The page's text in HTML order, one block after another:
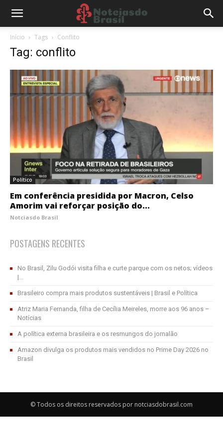
Início Tags Conflito
Tag: conflito
Político
Em conferência presidida por Macron, Celso
Amorim vai reforçar posição do...
Notciasdo Brasil
POSTAGENS RECENTES
No Brasil, Zilu Godói visita filha e curte parque com os netos; vídeos
|...
Brasileiro compra mais produtos sustentáveis | Brasil e Política
Atriz Maria Fernanda, filha de Cecília Meireles, morre aos 96 anos –
Notícias
A política externa brasileira e os resmungos do jornalão
Amazon divulga os produtos mais vendidos no Prime Day 2026 no
Brasil
© Todos os direitos reservados por notciasdobrasil.com